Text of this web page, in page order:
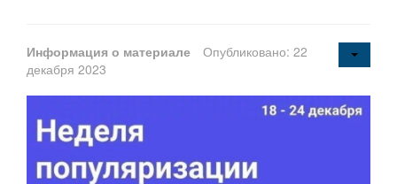
Информация о материале
Опубликовано: 22
декабря 2023